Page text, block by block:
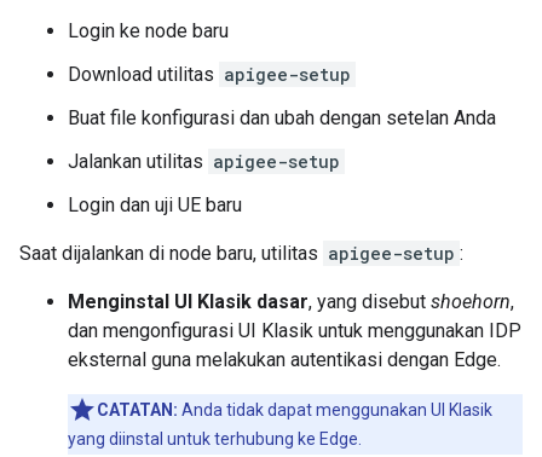
Login ke node baru
Download utilitas apigee-setup
Buat file konfigurasi dan ubah dengan setelan Anda
Jalankan utilitas apigee-setup
Login dan uji UE baru
Saat dijalankan di node baru, utilitas apigee-setup :
Menginstal UI Klasik dasar, yang disebut shoehorn,
dan mengonfigurasi UI Klasik untuk menggunakan IDP
eksternal guna melakukan autentikasi dengan Edge.
CATATAN: Anda tidak dapat menggunakan UI Klasik
yang diinstal untuk terhubung ke Edge.